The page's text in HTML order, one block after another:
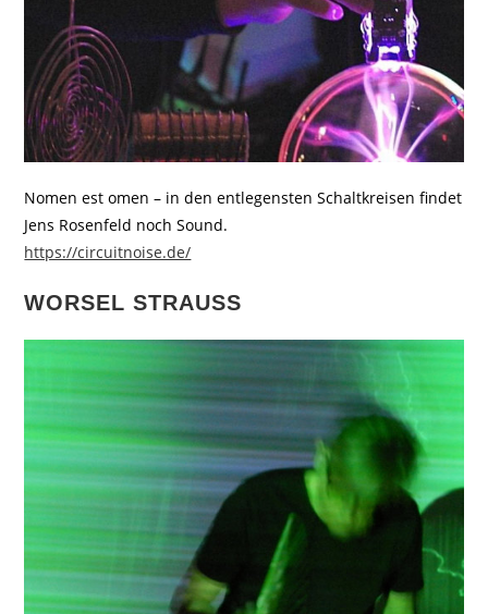
Nomen est omen – in den entlegensten Schaltkreisen findet
Jens Rosenfeld noch Sound.
https://circuitnoise.de/
WORSEL STRAUSS